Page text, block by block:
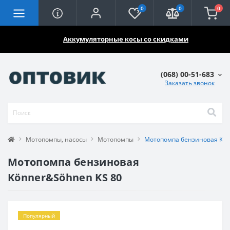
Аккумуляторные косы со скидками
0 0 0
(068) 00-51-683
Заказать звонок
Мотопомпы, насосы Мотопомпы Мотопомпа бензиновая
Мотопомпа бензиновая
Könner&Söhnen KS 80
Популярный